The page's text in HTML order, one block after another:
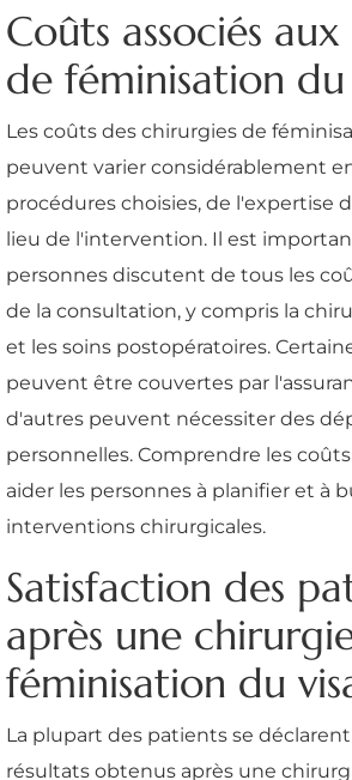
Coûts associés
de féminisation du
Les coûts des chirurgies de
peuvent varier considérablement
procédures choisies, de l'expertise
lieu de l'intervention. Il est
personnes discutent de tous les
de la consultation, y compris la
et les soins postopératoires.
peuvent être couvertes par
d'autres peuvent nécessiter des
personnelles. Comprendre les
aider les personnes à planifier et à
interventions chirurgicales.
Satisfaction des
après une
féminisation du
La plupart des patients se
résultats obtenus après une